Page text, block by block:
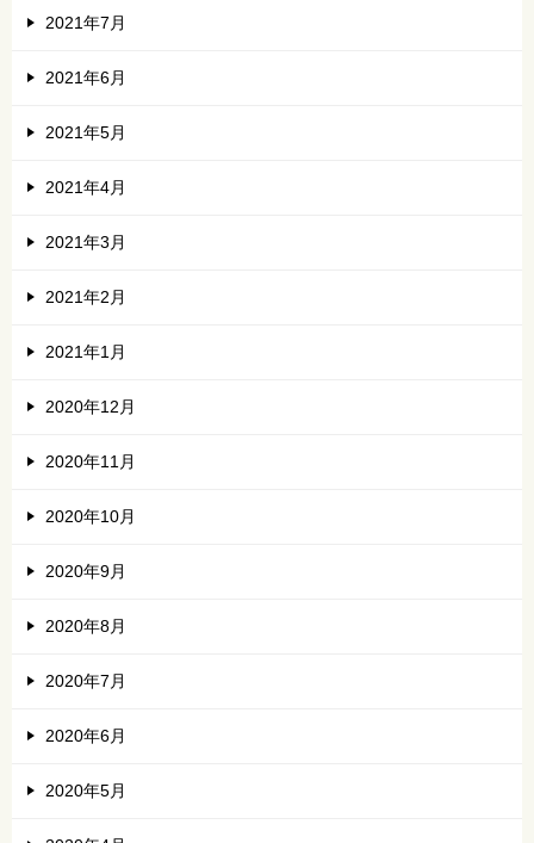
2021年7月
2021年6月
2021年5月
2021年4月
2021年3月
2021年2月
2021年1月
2020年12月
2020年11月
2020年10月
2020年9月
2020年8月
2020年7月
2020年6月
2020年5月